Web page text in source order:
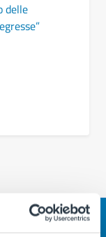
delle